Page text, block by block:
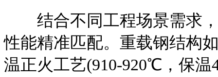
结合不同工程场景需求，
性能精准匹配。重载钢结构
温正火工艺(910-920℃，保温